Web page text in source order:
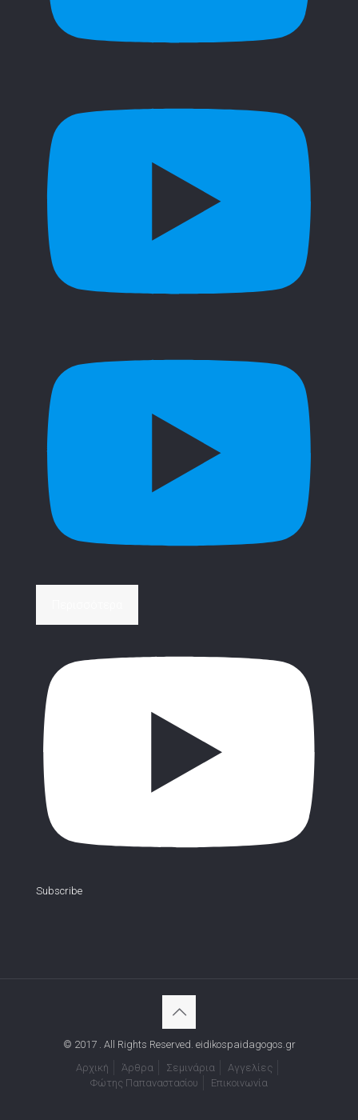
Subscribe
© 2017 . All Rights Reserved. eidikospaidagogos.gr
Αρχική
Άρθρα Σεμινάρια
Αγγελίες
Φώτης Παπαναστασίου
Επικοινωνία